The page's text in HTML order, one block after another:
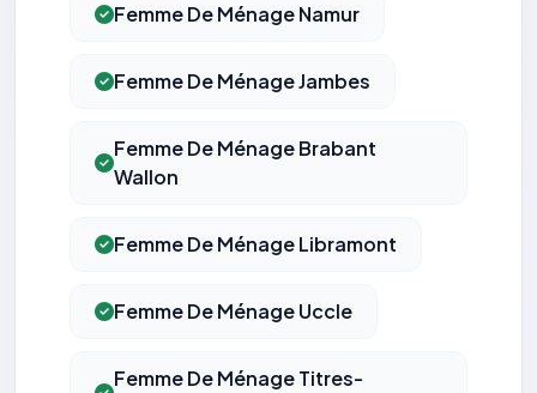
Femme De Ménage Namur
Femme De Ménage Jambes
Femme De Ménage Brabant
Wallon
Femme De Ménage Libramont
Femme De Ménage Uccle
Femme De Ménage Titres-